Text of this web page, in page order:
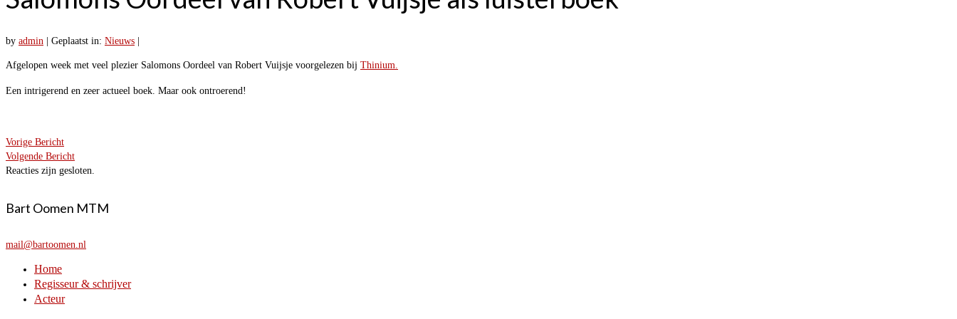
by admin Geplaatst in: Nieuws
Afgelopen week met veel plezier Salomons Oordeel van Robert Vuijsje voorgelezen bij Thinium.
Een intrigerend en zeer actueel boek. Maar ook ontroerend!
Vorige Bericht
Volgende Bericht
Reacties zijn gesloten.
Bart Oomen MTM
mail@bartoomen.nl
Home
Regisseur & schrijver
Acteur